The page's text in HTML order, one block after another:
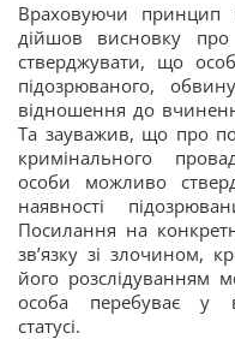
Враховуючи принцип
дійшов висновку про
стверджувати, що
підозрюваного,
відношення до
Та зауважив, що про
кримінального
особи можливо
наявності
Посилання на
звʼязку зі злочином,
його
особа перебуває у
статусі.